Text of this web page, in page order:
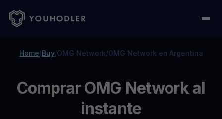
Home/Buy/OMG Network/OMG Network en Argentina
Comprar OMG Network al
instante